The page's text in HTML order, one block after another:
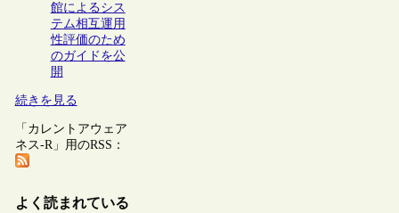
館によるシス
テム相互運用
性評価のため
のガイドを公
開
続きを見る
「カレントアウェア
ネス-R」用のRSS：
よく読まれている